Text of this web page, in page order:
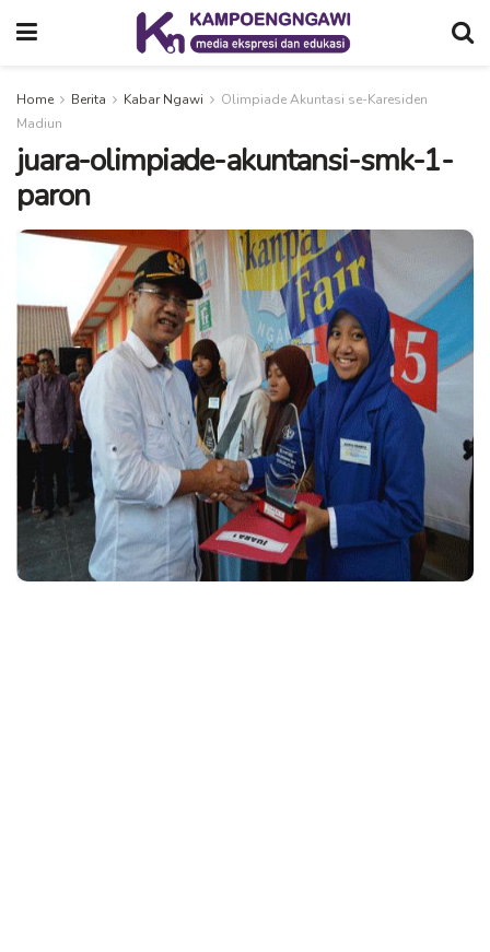
Home Berita Kabar Ngawi
Olimpiade Akuntasi se-Karesiden
Madiun
juara-olimpiade-akuntansi-smk-1-
paron